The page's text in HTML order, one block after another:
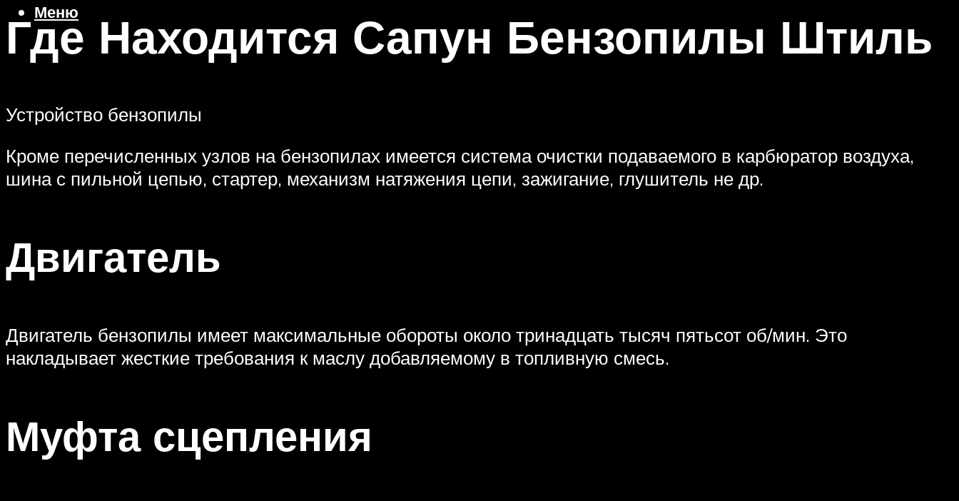
Меню
Где Находится Сапун Бензопилы Штиль
Устройство бензопилы
Кроме перечисленных узлов на бензопилах имеется система очистки подаваемого в карбюратор воздуха,
шина с пильной цепью, стартер, механизм натяжения цепи, зажигание, глушитель не др.
Двигатель
Двигатель бензопилы имеет максимальные обороты около тринадцать тысяч пятьсот об/мин. Это
накладывает жесткие требования к маслу добавляемому в топливную смесь.
Муфта сцепления